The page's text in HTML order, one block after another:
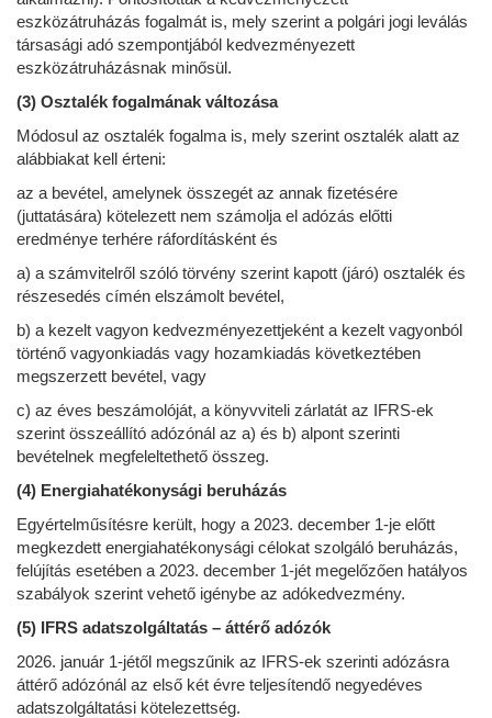
eszközátruházás fogalmát is, mely szerint a polgári jogi leválás
társasági adó szempontjából kedvezményezett
eszközátruházásnak minősül.
(3) Osztalék fogalmának változása
Módosul az osztalék fogalma is, mely szerint osztalék alatt az
alábbiakat kell érteni:
az a bevétel, amelynek összegét az annak fizetésére
(juttatására) kötelezett nem számolja el adózás előtti
eredménye terhére ráfordításként és
a) a számvitelről szóló törvény szerint kapott (járó) osztalék és
részesedés címén elszámolt bevétel,
b) a kezelt vagyon kedvezményezettjeként a kezelt vagyonból
történő vagyonkiadás vagy hozamkiadás következtében
megszerzett bevétel, vagy
c) az éves beszámolóját, a könyvviteli zárlatát az IFRS-ek
szerint összeállító adózónál az a) és b) alpont szerinti
bevételnek megfeleltethető összeg.
(4) Energiahatékonysági beruházás
Egyértelműsítésre került, hogy a 2023. december 1-je előtt
megkezdett energiahatékonysági célokat szolgáló beruházás,
felújítás esetében a 2023. december 1-jét megelőzően hatályos
szabályok szerint vehető igénybe az adókedvezmény.
(5) IFRS adatszolgáltatás – áttérő adózók
2026. január 1-jétől megszűnik az IFRS-ek szerinti adózásra
áttérő adózónál az első két évre teljesítendő negyedéves
adatszolgáltatási kötelezettség.